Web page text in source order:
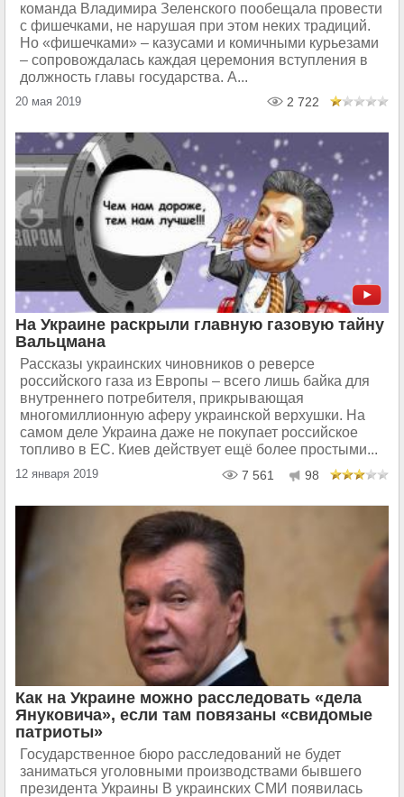
команда Владимира Зеленского пообещала провести
с фишечками, не нарушая при этом неких традиций.
Но «фишечками» – казусами и комичными курьезами
– сопровождалась каждая церемония вступления в
должность главы государства. А...
20 мая 2019 2 722
На Украине раскрыли главную газовую тайну
Вальцмана
Рассказы украинских чиновников о реверсе
российского газа из Европы – всего лишь байка для
внутреннего потребителя, прикрывающая
многомиллионную аферу украинской верхушки. На
самом деле Украина даже не покупает российское
топливо в ЕС. Киев действует ещё более простыми...
12 января 2019 7 561 98
Как на Украине можно расследовать «дела
Януковича», если там повязаны «свидомые
патриоты»
Государственное бюро расследований не будет
заниматься уголовными производствами бывшего
президента Украины В украинских СМИ появилась